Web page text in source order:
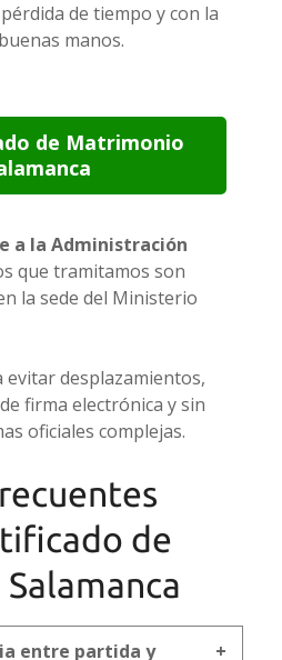
de tiempo y con la
manos.
de Matrimonio
a la Administración
que tramitamos son
la sede del Ministerio
evitar desplazamientos,
firma electrónica y sin
oficiales complejas.
de
entre partida y